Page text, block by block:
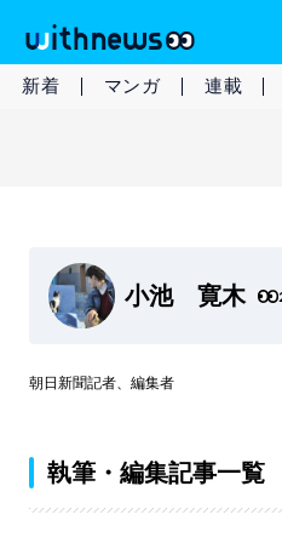
新着 マンガ 連載
小池 寛木
朝日新聞記者、編集者
執筆・編集記事一覧